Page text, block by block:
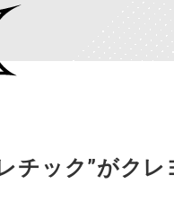
チック”がク